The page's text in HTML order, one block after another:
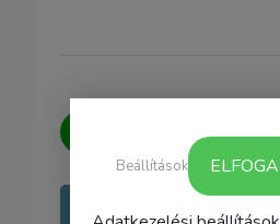
minden kérdésedre
Beállítások